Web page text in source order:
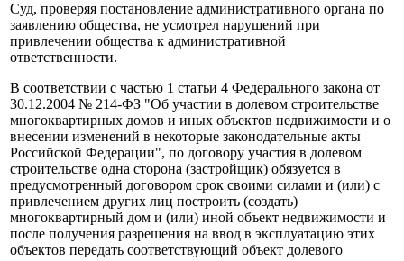
Суд, проверяя постановление административного органа по
заявлению общества, не усмотрел нарушений при
привлечении общества к административной
ответственности.
В соответствии с частью 1 статьи 4 Федерального закона от
30.12.2004 № 214-ФЗ "Об участии в долевом строительстве
многоквартирных домов и иных объектов недвижимости и о
внесении изменений в некоторые законодательные акты
Российской Федерации", по договору участия в долевом
строительстве одна сторона (застройщик) обязуется в
предусмотренный договором срок своими силами и (или) с
привлечением других лиц построить (создать)
многоквартирный дом и (или) иной объект недвижимости и
после получения разрешения на ввод в эксплуатацию этих
объектов передать соответствующий объект долевого